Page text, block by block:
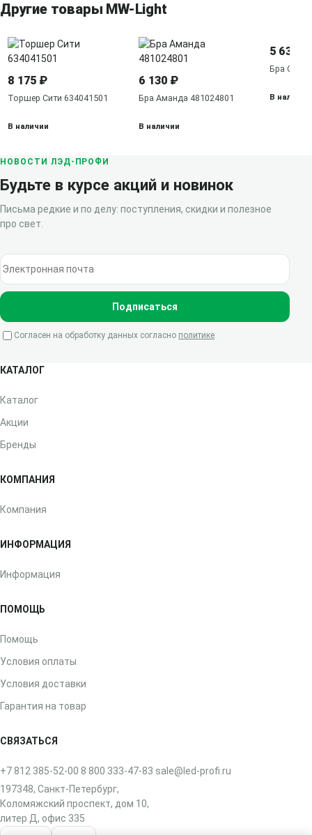
Другие товары MW-Light
8 175 ₽
Торшер Сити 634041501
В наличии
6 130 ₽
Бра Аманда 481024801
В наличии
5 630 ₽
Бра
В наличии
НОВОСТИ ЛЭД-ПРОФИ
Будьте в курсе акций и новинок
Письма редкие и по делу: поступления, скидки и полезное
про свет.
Электронная почта
Подписаться
Согласен на обработку данных согласно политике
КАТАЛОГ
Каталог
Акции
Бренды
КОМПАНИЯ
Компания
ИНФОРМАЦИЯ
Информация
ПОМОЩЬ
Помощь
Условия оплаты
Условия доставки
Гарантия на товар
СВЯЗАТЬСЯ
+7 812 385-52-00 8 800 333-47-83 sale@led-profi.ru
197348, Санкт-Петербург,
Коломяжский проспект, дом 10,
литер Д, офис 335